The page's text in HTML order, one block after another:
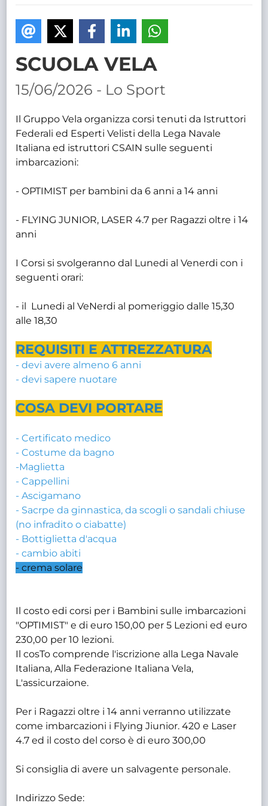
SCUOLA VELA
15/06/2026 - Lo Sport
Il Gruppo Vela organizza corsi tenuti da Istruttori
Federali ed Esperti Velisti della Lega Navale
Italiana ed istruttori CSAIN sulle seguenti
imbarcazioni:
- OPTIMIST per bambini da 6 anni a 14 anni
- FLYING JUNIOR, LASER 4.7 per Ragazzi oltre i 14
anni
I Corsi si svolgeranno dal Lunedi al Venerdi con i
seguenti orari:
- il Lunedi al VeNerdi al pomeriggio dalle 15,30
alle 18,30
REQUISITI E ATTREZZATURA
- devi avere almeno 6 anni
- devi sapere nuotare
COSA DEVI PORTARE
- Certificato medico
- Costume da bagno
-Maglietta
- Cappellini
- Ascigamano
- Sacrpe da ginnastica, da scogli o sandali chiuse
(no infradito o ciabatte)
- Bottiglietta d'acqua
- cambio abiti
- crema solare
Il costo edi corsi per i Bambini sulle imbarcazioni
"OPTIMIST" e di euro 150,00 per 5 Lezioni ed euro
230,00 per 10 lezioni.
Il cosTo comprende l'iscrizione alla Lega Navale
Italiana, Alla Federazione Italiana Vela,
L'assicurzaione.
Per i Ragazzi oltre i 14 anni verranno utilizzate
come imbarcazioni i Flying Jiunior. 420 e Laser
4.7 ed il costo del corso è di euro 300,00
Si consiglia di avere un salvagente personale.
Indirizzo Sede: